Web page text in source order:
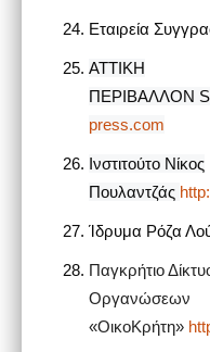
Εταιρεία
ΑΤΤΙΚΗ
ΠΕΡΙΒΑΛΛΟΝ S
press.com
Ινστιτούτο Νίκος
Πουλαντζάς
Ίδρυμα Ρόζα
Παγκρήτιο
Οργανώσεων
«ΟικοΚρήτη»